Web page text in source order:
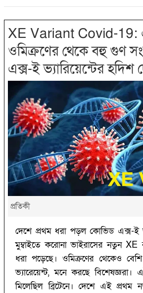
XE Variant Covid-19:
ওমিক্রণের থেকে বহু গুণ
এক্স-ই ভ্যারিয়েন্টের হদিশ
প্রতিকী
দেশে প্রথম ধরা পড়ল কোভিড এক্স-ই
মুম্বাইতে করোনা ভাইরাসের নতুন XE
ধরা পড়েছে। ওমিক্রণের থেকেও
ভ্যারেয়েন্ট, মনে করছে বিশেষজ্ঞরা।
মিলেছিল ব্রিটেনে। দেশে এই প্রথম